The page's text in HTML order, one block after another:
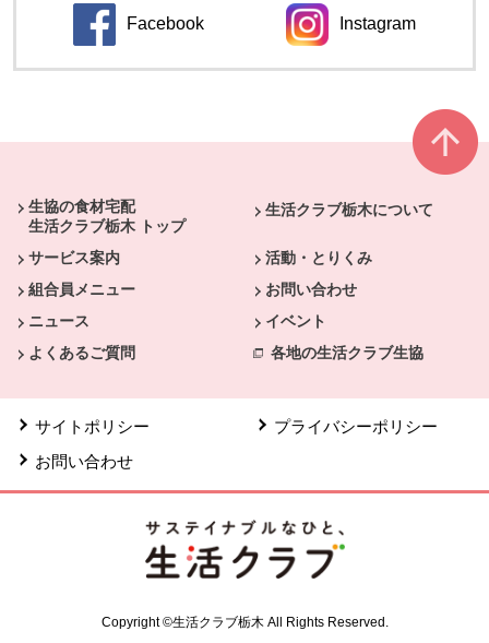
Facebook
別のウィンドウで開きます。
Instagram
別のウィンドウ
生協の食材宅配
生活クラブ栃木 トップ
生活クラブ栃木について
サービス案内
活動・とりくみ
組合員メニュー
お問い合わせ
ニュース
イベント
よくあるご質問
各地の生活クラブ生協
サイトポリシー
プライバシーポリシー
お問い合わせ
Copyright ©生活クラブ栃木 All Rights Reserved.